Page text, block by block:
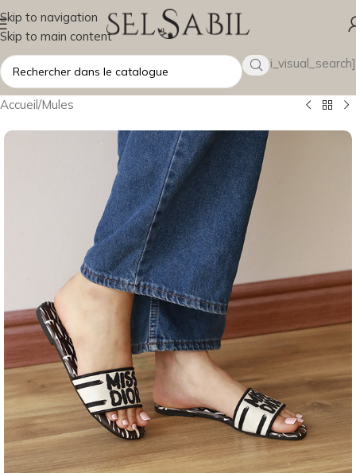
Skip to navigation
Skip to main content
[wsbi_visual_search]
Accueil/Mules